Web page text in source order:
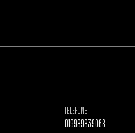
TELEFONE
019989839068